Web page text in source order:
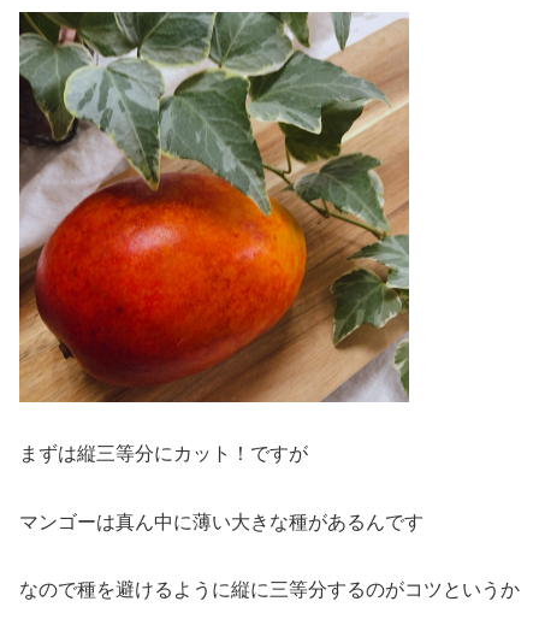
まずは縦三等分にカット！ですが
マンゴーは真ん中に薄い大きな種があるんです
なので種を避けるように縦に三等分するのがコツというか